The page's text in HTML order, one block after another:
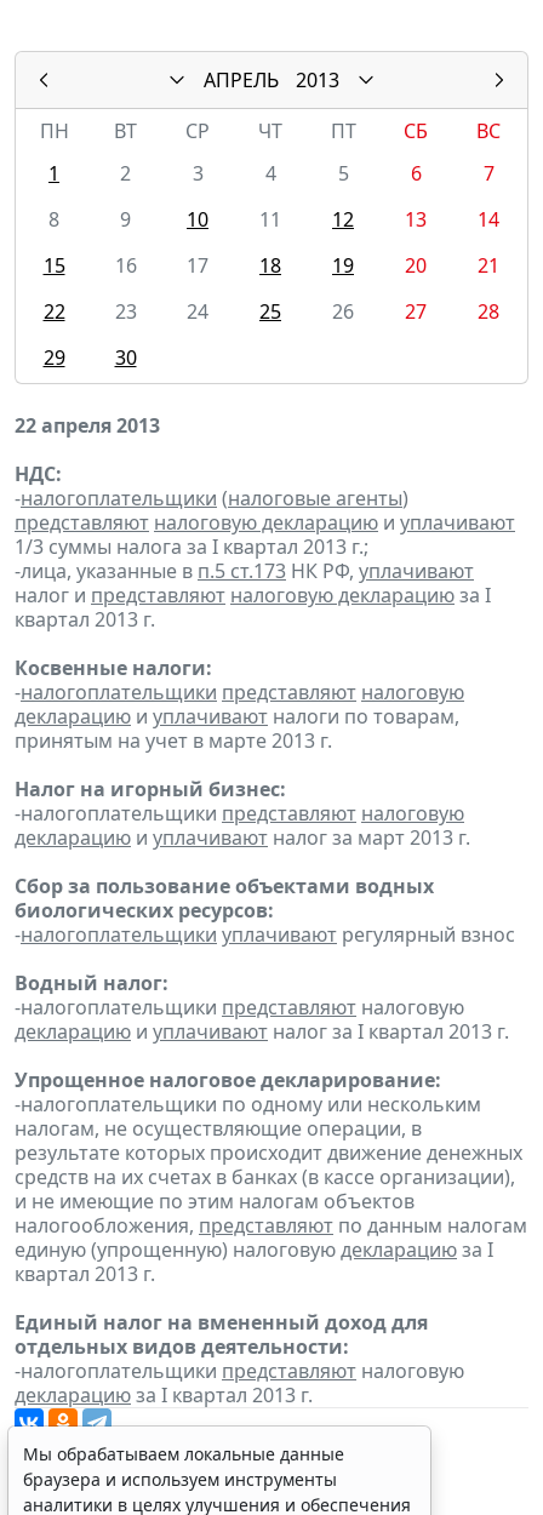
АПРЕЛЬ
2013
ПН
ВТ СР ЧТ ПТ СБ
ВС
1
2 3 4 5 6
7
8
9 10 11 12 13
14
15
16 17 18 19 20
21
22
23 24 25 26 27
28
29
30
22 апреля 2013
НДС:
-налогоплательщики (налоговые агенты)
представляют налоговую декларацию и уплачивают
1/3 суммы налога за I квартал 2013 г.;
-лица, указанные в п.5 ст.173 НК РФ, уплачивают
налог и представляют налоговую декларациюза I
квартал 2013 г.
Косвенные налоги:
-налогоплательщики представляют налоговую
декларацию и уплачивают налоги по товарам,
принятым на учет в марте 2013 г.
Налог на игорный бизнес:
-налогоплательщики представляют налоговую
декларацию и уплачивают налог за март 2013 г.
Сбор за пользование объектами водных
биологических ресурсов:
-налогоплательщики уплачивают регулярный взнос
Водный налог:
-налогоплательщики представляют налоговую
декларацию и уплачивают налог за I квартал 2013 г.
Упрощенное налоговое декларирование:
-налогоплательщики по одному или нескольким
налогам, не осуществляющие операции, в
результате которых происходит движение денежных
средств на их счетах в банках (в кассе организации),
и не имеющие по этим налогам объектов
налогообложения, представляют по данным налогам
единую (упрощенную) налоговуюдекларациюза I
квартал 2013 г.
Единый налог на вмененный доход для
отдельных видов деятельности:
-налогоплательщики представляют налоговую
декларациюза I квартал 2013 г.
Мы обрабатываем локальные данные
браузера и используем инструменты
аналитики в целях улучшения и обеспечения